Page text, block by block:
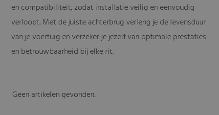
en compatibiliteit, zodat installatie veilig en eenvoudig
verloopt. Met de juiste achterbrug verleng je de levensduur
van je voertuig en verzeker je jezelf van optimale prestaties
en betrouwbaarheid bij elke rit.
Geen artikelen gevonden.